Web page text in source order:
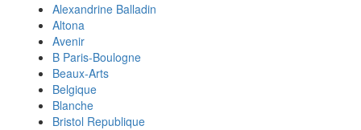
Alexandrine Balladin
Altona
Avenir
B Paris-Boulogne
Beaux-Arts
Belgique
Blanche
Bristol Republique